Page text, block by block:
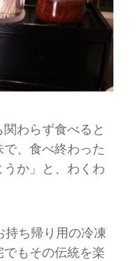
わらず食べると
、食べ終わった
か」と、わくわ
ち帰り用の冷凍
もその伝統を楽